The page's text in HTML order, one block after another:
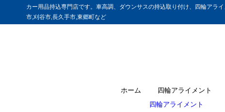
カー用品持込専門店です。車高調、ダウンサスの持込取り付け、四輪アラ
市,刈谷市,長久手市,東郷町など
ホーム
四輪アライメント
四輪アライメント